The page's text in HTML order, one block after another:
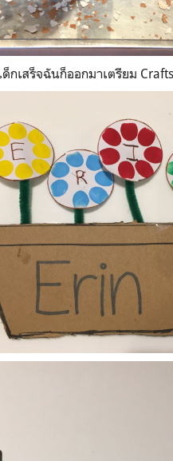
กเสร็จฉันก็ออกมาเตรียม